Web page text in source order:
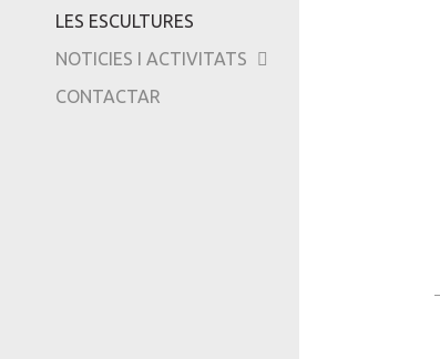
LES ESCULTURES
NOTICIES I ACTIVITATS
CONTACTAR